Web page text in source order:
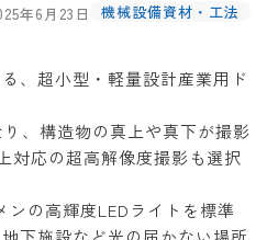
年6月23日 機械設備資材・工法
、超小型・軽量設計産業用ド
、構造物の真上や真下が撮影
対応の超高解像度撮影も選択
ンの高輝度LEDライトを標準